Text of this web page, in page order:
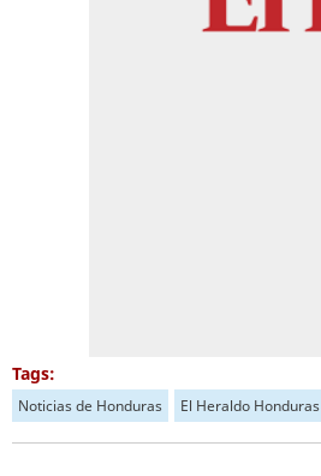
Tags:
Noticias de Honduras El Heraldo Honduras